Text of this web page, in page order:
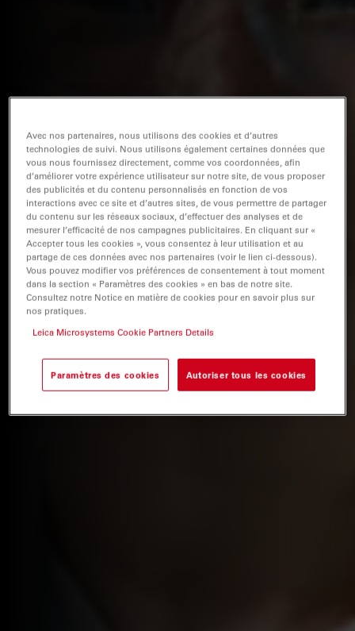
Avec nos partenaires, nous utilisons des cookies et d’autres
technologies de suivi. Nous utilisons également certaines données que
vous nous fournissez directement, comme vos coordonnées, afin
d’améliorer votre expérience utilisateur sur notre site, de vous proposer
des publicités et du contenu personnalisés en fonction de vos
interactions avec ce site et d’autres sites, de vous permettre de partager
du contenu sur les réseaux sociaux, d’effectuer des analyses et de
mesurer l’efficacité de nos campagnes publicitaires. En cliquant sur «
Accepter tous les cookies », vous consentez à leur utilisation et au
partage de ces données avec nos partenaires (voir le lien ci-dessous).
Vous pouvez modifier vos préférences de consentement à tout moment
dans la section « Paramètres des cookies » en bas de notre site.
Consultez notre Notice en matière de cookies pour en savoir plus sur
nos pratiques.
Leica Microsystems Cookie Partners Details
Paramètres des cookies Autoriser tous les cookies